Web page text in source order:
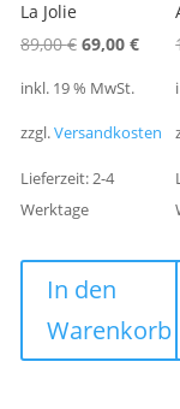
La Jolie
89,00€
89,00 €
69,00 €
inkl. 19 % MwSt.
zzgl.Versandkosten
Lieferzeit:2-4
Werktage
In den
Warenkorb